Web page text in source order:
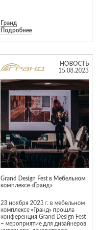
Гранд
Подробнее
НОВОСТЬ
15.08.2023
Grand Design Fest в Мебельном
комплексе «Гранд»
23 ноября 2023 г. в мебельном
комплексе «Гранд» прошла
конференция Grand Design Fest
– мероприятие для дизайнеров